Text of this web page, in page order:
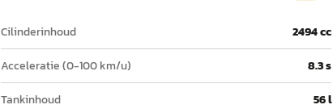
Cilinderinhoud
2494 cc
Acceleratie (0-100 km/u)
8.3 s
Tankinhoud 56 l